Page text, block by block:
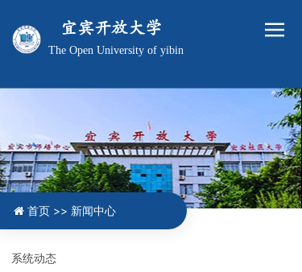
宜宾开放大学
The Open University of yibin
系统动态
首页 >> 新闻中心